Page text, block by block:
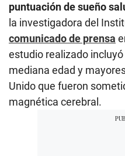
puntuación de sueño
la investigadora del
comunicado de prensa
estudio realizado
mediana edad y
Unido que fueron
magnética cerebral.